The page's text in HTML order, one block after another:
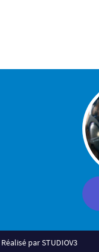
par STUDIOV3